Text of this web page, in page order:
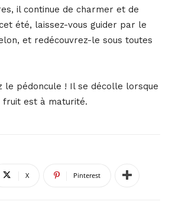
il continue de charmer et de
été, laissez-vous guider par le
et redécouvrez-le sous toutes
le pédoncule ! Il se décolle lorsque
fruit est à maturité.
X Pinterest